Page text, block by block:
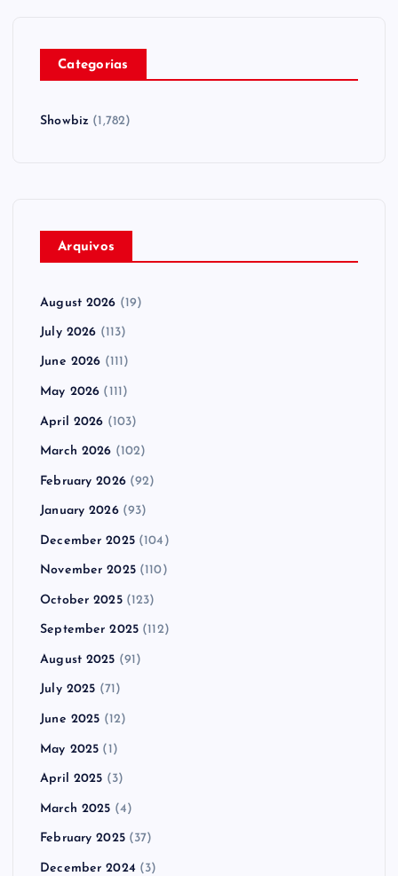
Categorias
Showbiz (1,782)
Arquivos
August 2026 (19)
July 2026 (113)
June 2026 (111)
May 2026 (111)
April 2026 (103)
March 2026 (102)
February 2026(92)
January 2026(93)
December 2025(104)
November 2025(110)
October 2025(123)
September 2025 (112)
August 2025 (91)
July 2025 (71)
June 2025 (12)
May 2025 (1)
April 2025 (3)
March 2025 (4)
February 2025(37)
December 2024 (3)